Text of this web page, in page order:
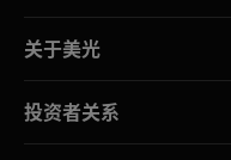
关于美光
投资者关系